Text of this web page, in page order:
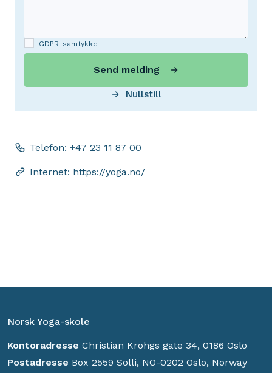
GDPR-samtykke
Nullstill
Send melding
Telefon: +47 23 11 87 00
Internet: https://yoga.no/
Norsk Yoga-skole
Kontoradresse Christian Krohgs gate 34, 0186 Oslo
Postadresse Box 2559 Solli, NO-0202 Oslo, Norway